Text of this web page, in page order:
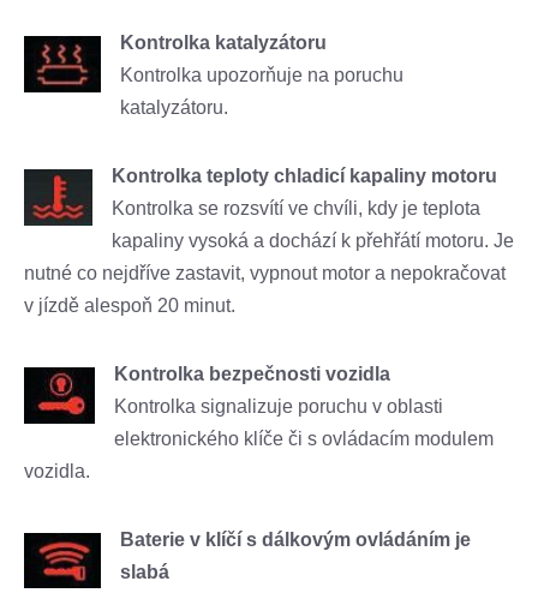
Kontrolka katalyzátoru
Kontrolka upozorňuje na poruchu
katalyzátoru.
Kontrolka teploty chladicí kapaliny motoru
Kontrolka se rozsvítí ve chvíli, kdy je teplota
kapaliny vysoká a dochází k přehřátí motoru. Je
nutné co nejdříve zastavit, vypnout motor a nepokračovat
v jízdě alespoň 20 minut.
Kontrolka bezpečnosti vozidla
Kontrolka signalizuje poruchu v oblasti
elektronického klíče či s ovládacím modulem
vozidla.
Baterie v klíčí s dálkovým ovládáním je
slabá